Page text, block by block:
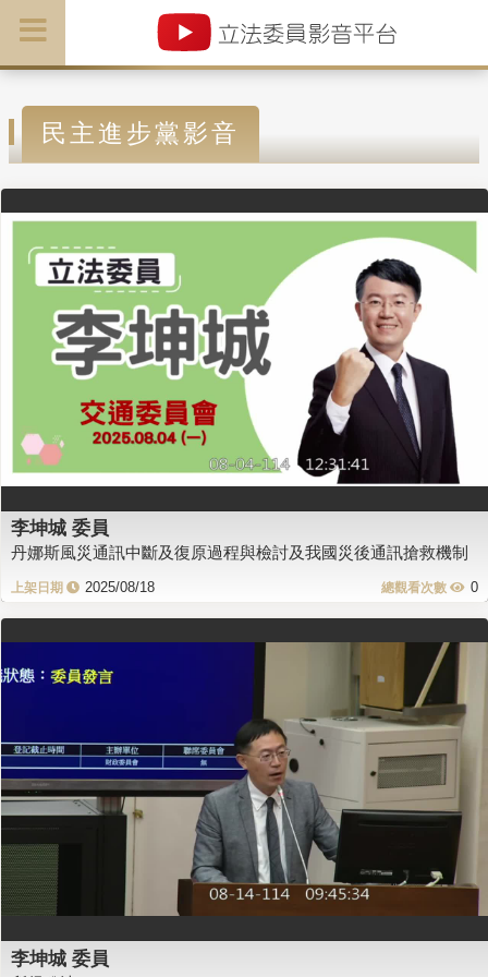
民主進步黨影音
李坤城 委員
丹娜斯風災通訊中斷及復原過程與檢討及我國災後通訊搶救機制
2025/08/18 0
李坤城 委員